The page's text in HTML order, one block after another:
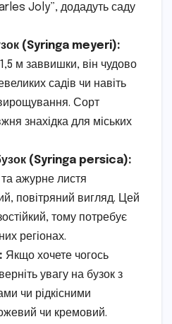
Joly”, додадуть саду
(Syringa meyeri):
м заввишки, він чудово
садів чи навіть
Сорт
знахідка для міських
(Syringa persica):
та ажурне листя
повітряний вигляд. Цей
тому потребує
регіонах.
Якщо хочете чогось
увагу на бузок з
чи рідкісними
чи кремовий.